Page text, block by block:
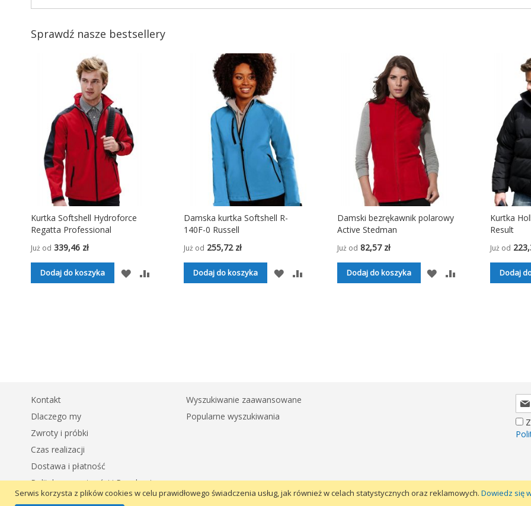
Sprawdź nasze bestsellery
Kurtka Softshell Hydroforce
Regatta Professional
Już od 339,46 zł
Dodaj do koszyka
DODAJPORÓWNAJ
Damska kurtka Softshell R-
140F-0 Russell
Już od 255,72 zł
Dodaj do koszyka
DODAJPORÓWNAJ
Damski bezrękawnik polarowy
Active Stedman
Już od 82,57 zł
Dodaj do koszyka
DODAJPORÓWNAJ
Kurtka
Result
Już od
Dodaj
Kontakt
Dlaczego my
Zwroty i próbki
Czas realizacji
Dostawa i płatność
Polityka prywatności i Regulamin
Wyszukiwanie zaawansowane
Popularne wyszukiwania
Serwis korzysta z plików cookies w celu prawidłowego świadczenia usług, jak również w celach statystycznych oraz reklamowych. Dowiedz się